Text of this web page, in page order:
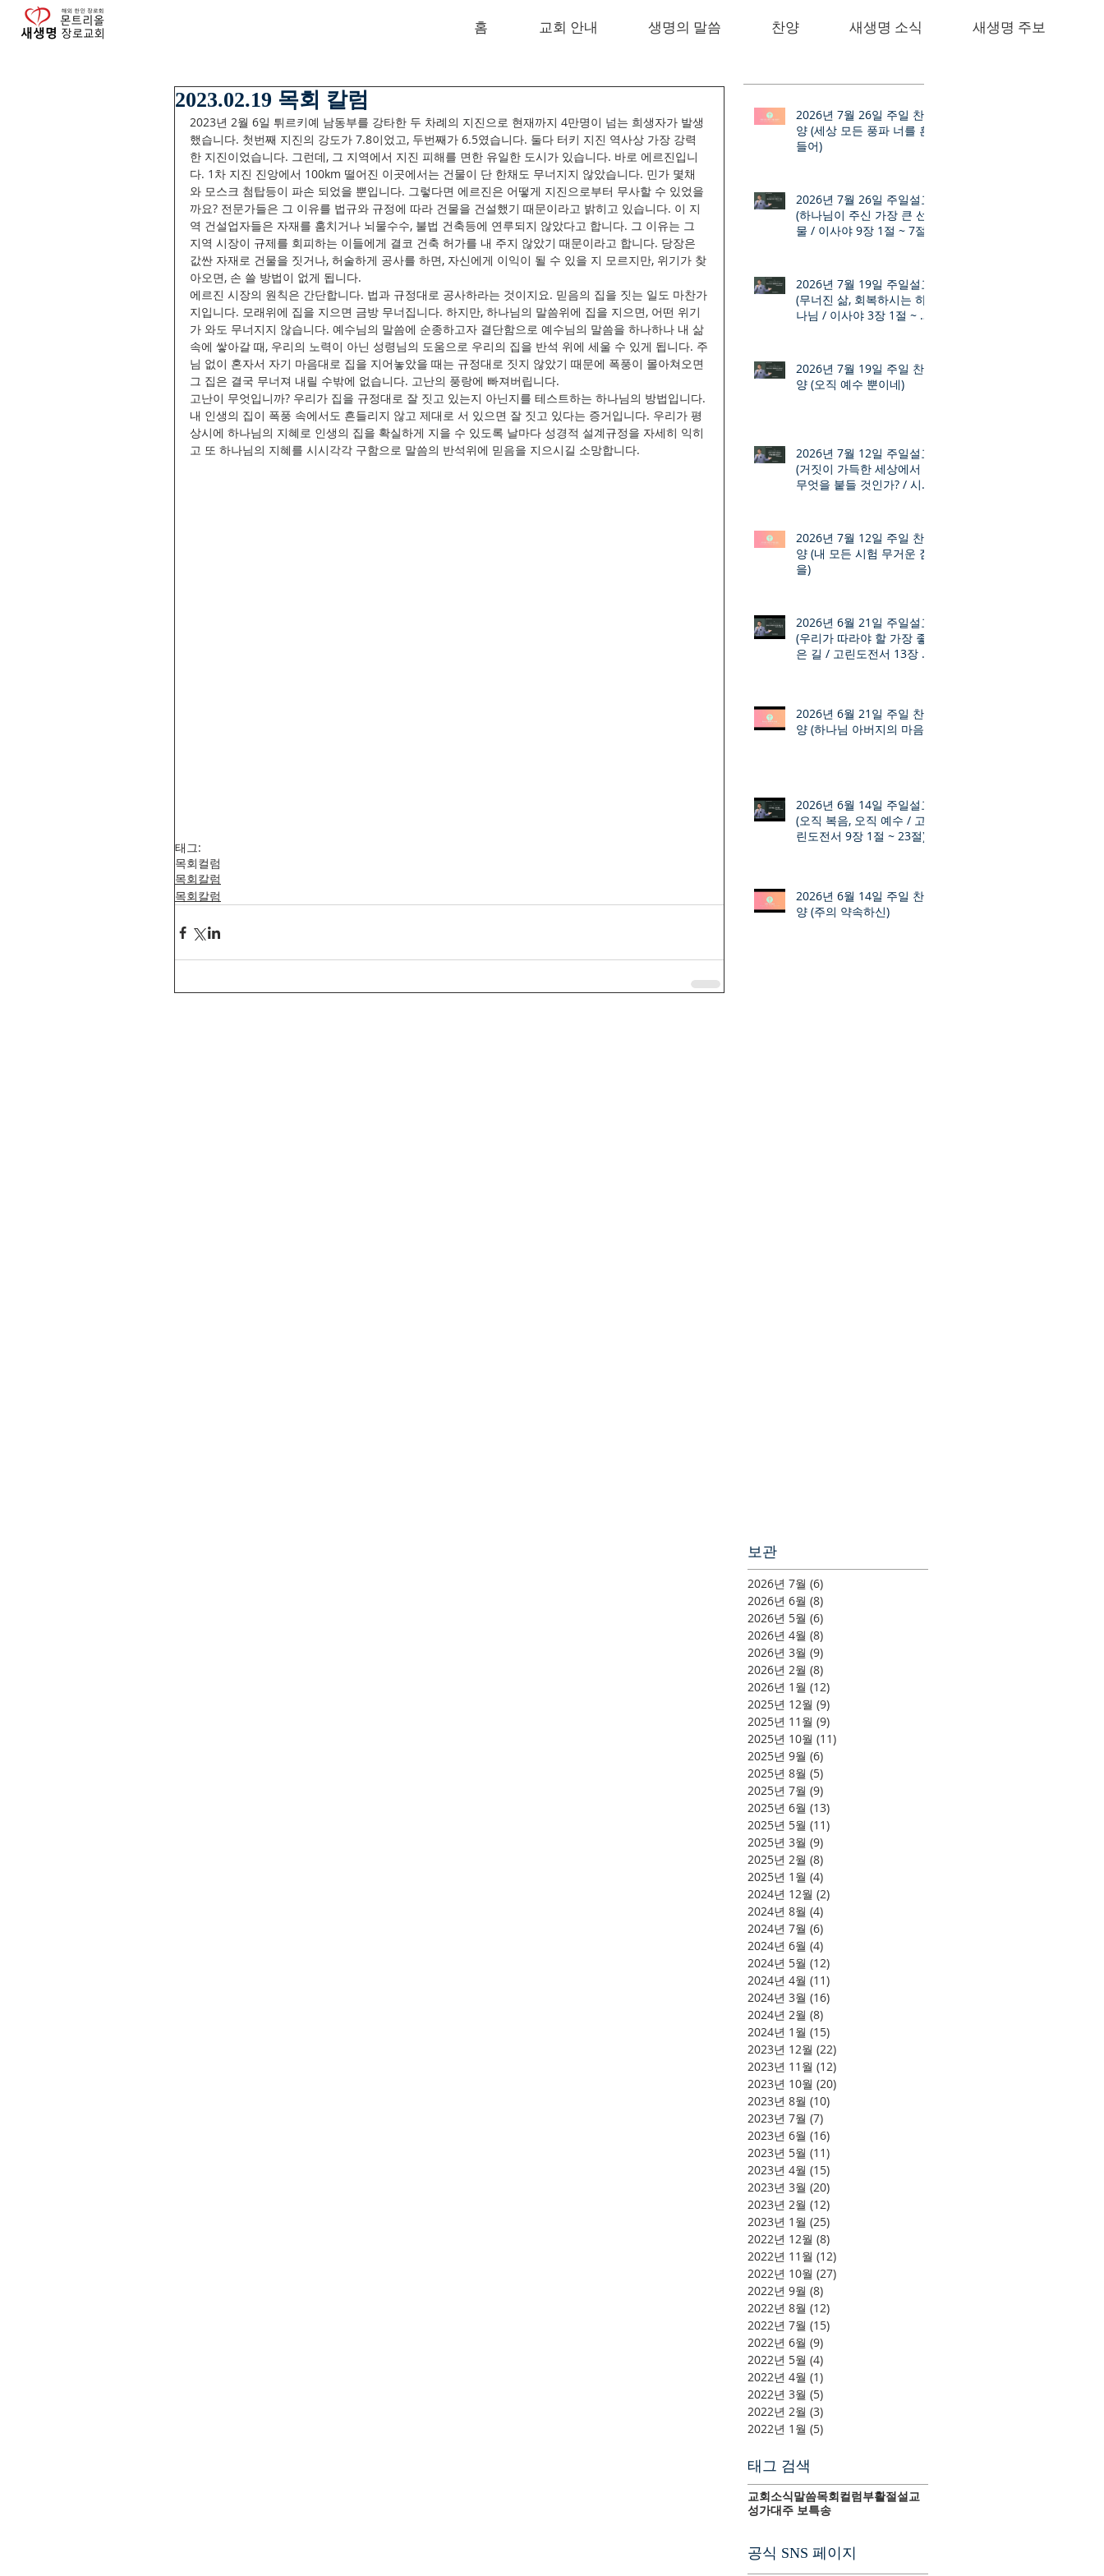
홈 교회 안내 생명의 말씀 찬양 새생명 소식 새생명 주보
2023.02.19 목회 칼럼
2023년 2월 6일 튀르키예 남동부를 강타한 두 차례의 지진으로 현재까지 4만명이 넘는 희생자가 발생
했습니다. 첫번째 지진의 강도가 7.8이었고, 두번째가 6.5였습니다. 둘다 터키 지진 역사상 가장 강력
한 지진이었습니다. 그런데, 그 지역에서 지진 피해를 면한 유일한 도시가 있습니다. 바로 에르진입니
다. 1차 지진 진앙에서 100km 떨어진 이곳에서는 건물이 단 한채도 무너지지 않았습니다. 민가 몇채
와 모스크 첨탑등이 파손 되었을 뿐입니다. 그렇다면 에르진은 어떻게 지진으로부터 무사할 수 있었을
까요? 전문가들은 그 이유를 법규와 규정에 따라 건물을 건설했기 때문이라고 밝히고 있습니다. 이 지
역 건설업자들은 자재를 훔치거나 뇌물수수, 불법 건축등에 연루되지 않았다고 합니다. 그 이유는 그
지역 시장이 규제를 회피하는 이들에게 결코 건축 허가를 내 주지 않았기 때문이라고 합니다. 당장은
값싼 자재로 건물을 짓거나, 허술하게 공사를 하면, 자신에게 이익이 될 수 있을 지 모르지만, 위기가 찾
아오면, 손 쓸 방법이 없게 됩니다.
에르진 시장의 원칙은 간단합니다. 법과 규정대로 공사하라는 것이지요. 믿음의 집을 짓는 일도 마찬가
지입니다. 모래위에 집을 지으면 금방 무너집니다. 하지만, 하나님의 말씀위에 집을 지으면, 어떤 위기
가 와도 무너지지 않습니다. 예수님의 말씀에 순종하고자 결단함으로 예수님의 말씀을 하나하나 내 삶
속에 쌓아갈 때, 우리의 노력이 아닌 성령님의 도움으로 우리의 집을 반석 위에 세울 수 있게 됩니다. 주
님 없이 혼자서 자기 마음대로 집을 지어놓았을 때는 규정대로 짓지 않았기 때문에 폭풍이 몰아쳐오면
그 집은 결국 무너져 내릴 수밖에 없습니다. 고난의 풍랑에 빠져버립니다.
고난이 무엇입니까? 우리가 집을 규정대로 잘 짓고 있는지 아닌지를 테스트하는 하나님의 방법입니다.
내 인생의 집이 폭풍 속에서도 흔들리지 않고 제대로 서 있으면 잘 짓고 있다는 증거입니다. 우리가 평
상시에 하나님의 지혜로 인생의 집을 확실하게 지을 수 있도록 날마다 성경적 설계규정을 자세히 익히
고 또 하나님의 지혜를 시시각각 구함으로 말씀의 반석위에 믿음을 지으시길 소망합니다.
태그:
목회컬럼
목회칼럼
목회칼럼
2026년 7월 26일 주일 찬
양 (세상 모든 풍파 너를 흔
들어)
2026년 7월 26일 주일설교
(하나님이 주신 가장 큰 선
물 / 이사야 9장 1절 ~ 7절)
2026년 7월 19일 주일설교
(무너진 삶, 회복하시는 하
나님 / 이사야 3장 1절 ~ 12
2026년 7월 19일 주일 찬
양 (오직 예수 뿐이네)
2026년 7월 12일 주일설교
(거짓이 가득한 세상에서
무엇을 붙들 것인가? / 시편
2026년 7월 12일 주일 찬
양 (내 모든 시험 무거운 짐
을)
2026년 6월 21일 주일설교
(우리가 따라야 할 가장 좋
은 길 / 고린도전서 13장 1
2026년 6월 21일 주일 찬
양 (하나님 아버지의 마음)
2026년 6월 14일 주일설교
(오직 복음, 오직 예수 / 고
린도전서 9장 1절 ~ 23절)
2026년 6월 14일 주일 찬
양 (주의 약속하신)
보관
2026년 7월 (6)
2026년 6월 (8)
2026년 5월 (6)
2026년 4월 (8)
2026년 3월 (9)
2026년 2월 (8)
2026년 1월 (12)
2025년 12월 (9)
2025년 11월 (9)
2025년 10월 (11)
2025년 9월 (6)
2025년 8월 (5)
2025년 7월 (9)
2025년 6월 (13)
2025년 5월 (11)
2025년 3월 (9)
2025년 2월 (8)
2025년 1월 (4)
2024년 12월 (2)
2024년 8월 (4)
2024년 7월 (6)
2024년 6월 (4)
2024년 5월 (12)
2024년 4월 (11)
2024년 3월 (16)
2024년 2월 (8)
2024년 1월 (15)
2023년 12월 (22)
2023년 11월 (12)
2023년 10월 (20)
2023년 8월 (10)
2023년 7월 (7)
2023년 6월 (16)
2023년 5월 (11)
2023년 4월 (15)
2023년 3월 (20)
2023년 2월 (12)
2023년 1월 (25)
2022년 12월 (8)
2022년 11월 (12)
2022년 10월 (27)
2022년 9월 (8)
2022년 8월 (12)
2022년 7월 (15)
2022년 6월 (9)
2022년 5월 (4)
2022년 4월 (1)
2022년 3월 (5)
2022년 2월 (3)
2022년 1월 (5)
태그 검색
교회소식말씀목회컬럼 부활절설교
성가대 주 보특송
공식 SNS 페이지